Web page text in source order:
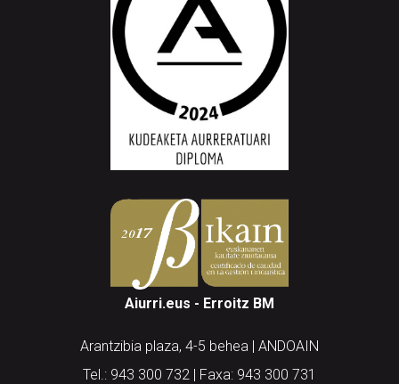
Aiurri.eus - Erroitz BM
Arantzibia plaza, 4-5 behea | ANDOAIN
Tel.: 943 300 732 | Faxa: 943 300 731